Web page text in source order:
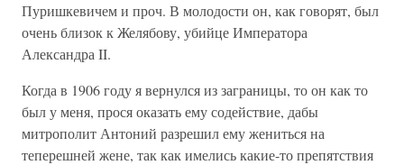
Пуришкевичем и проч. В молодости он, как говорят, был
очень близок к Желябову, убийце Императора
Александра II.
Когда в 1906 году я вернулся из заграницы, то он как то
был у меня, прося оказать ему содействие, дабы
митрополит Антоний разрешил ему жениться на
теперешней жене, так как имелись какие-то препятствия